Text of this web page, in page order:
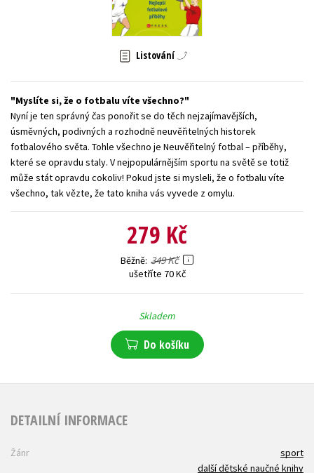
Zahraniční literatura
Všechny tituly
Listování
Myslíte si, že o fotbalu víte všechno?
Nyní je ten správný čas ponořit se do těch nejzajímavějších,
úsměvných, podivných a rozhodně neuvěřitelných historek
fotbalového světa. Tohle všechno je Neuvěřitelný fotbal – příběhy,
které se opravdu staly. V nejpopulárnějším sportu na světě se totiž
může stát opravdu cokoliv! Pokud jste si mysleli, že o fotbalu víte
všechno, tak vězte, že tato kniha vás vyvede z omylu.
279 Kč
Běžně 349 Kč
ušetříte 70 Kč
Skladem
Do košíku
DETAILNÍ INFORMACE
Žánr
sport
další dětské naučné knihy